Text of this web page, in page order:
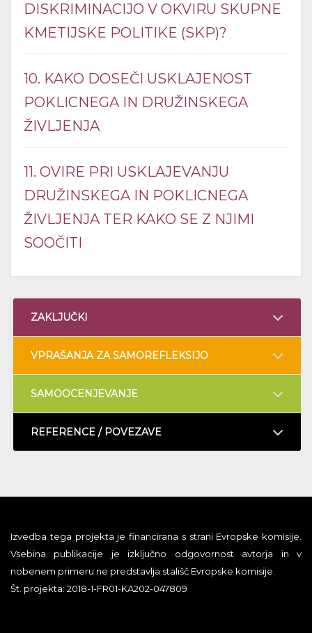
DISKRIMINACIJO V OKVIRU SKUPNE
KMETIJSKE POLITIKE (SKP)?
10. KAKO DOSEČI USKLAJENOST
POKLICNEGA IN DRUŽINSKEGA
ŽIVLJENJA
11. OVIRE PRI USKLAJEVANJU
DRUŽINSKEGA IN POKLICNEGA
ŽIVLJENJA TER KAKO SE Z NJIMI
SOOČITI
ZAKLJUČKI
VPRAŠANJA ZA SAMOREFLEKSIJO
SAMOOCENJEVANJE
REFERENCE / POVEZAVE
Izvedba tega projekta je financirana s strani Evropske komisije.
Vsebina publikacije je izključno odgovornost avtorja in v
nobenem primeru ne predstavlja stališč Evropske komisije.
Št. projekta: 2018-1-FR01-KA202-047809